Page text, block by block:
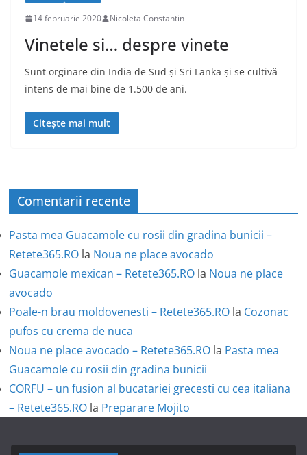
14 februarie 2020 Nicoleta Constantin
Vinetele si… despre vinete
Sunt orginare din India de Sud și Sri Lanka și se cultivă
intens de mai bine de 1.500 de ani.
Citește mai mult
Comentarii recente
Pasta mea Guacamole cu rosii din gradina bunicii –
Retete365.RO la Noua ne place avocado
Guacamole mexican – Retete365.RO la Noua ne place
avocado
Poale-n brau moldovenesti – Retete365.RO la Cozonac
pufos cu crema de nuca
Noua ne place avocado – Retete365.RO la Pasta mea
Guacamole cu rosii din gradina bunicii
CORFU – un fusion al bucatariei grecesti cu cea italiana
– Retete365.RO la Preparare Mojito